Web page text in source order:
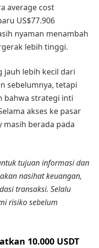
average cost
US$77.906
nyaman menambah
lebih tinggi.
jauh lebih kecil dari
sebelumnya, tetapi
bahwa strategi inti
akses ke pasar
berada pada
tujuan informasi dan
nasihat keuangan,
transaksi. Selalu
risiko sebelum
10.000 USDT